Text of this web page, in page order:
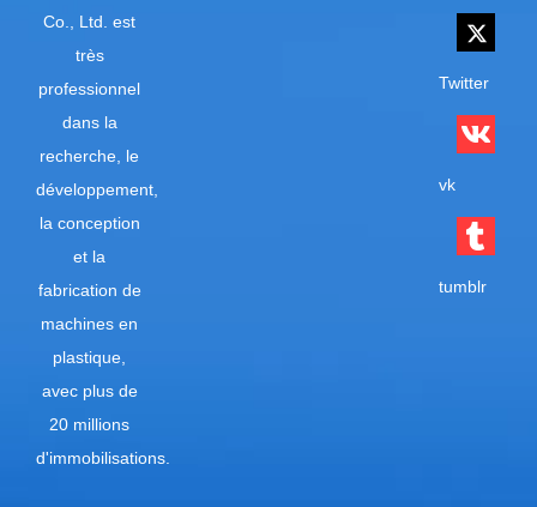
Co., Ltd. est
très
professionnel
dans la
recherche, le
développement,
la conception
et la
fabrication de
machines en
plastique,
avec plus de
20 millions
d'immobilisations.
Twitter
vk
tumblr